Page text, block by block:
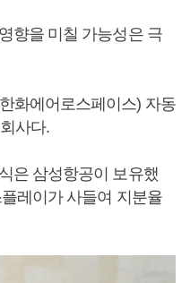
향을 미칠 가능성은 극
화에어로스페이스) 자동
사다.
은 삼성항공이 보유했
레이가 사들여 지분율